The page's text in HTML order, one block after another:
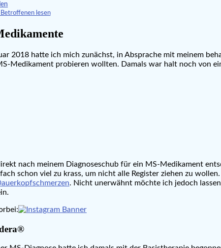
lesen
2018 hatte ich mich zunächst, in Absprache mit meinem
Medikament probieren wollten. Damals war halt noch von
nach meinem Diagnoseschub für ein MS-Medikament
schon viel zu krass, um nicht alle Register ziehen zu
. Nicht unerwähnt möchte ich jedoch